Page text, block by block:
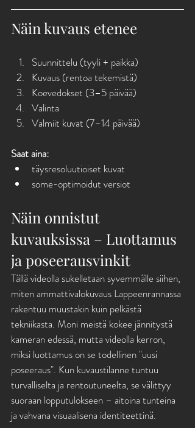
Näin kuvaus etenee
Suunnittelu (tyyli + paikka)
Kuvaus (rentoa tekemistä)
Koevedokset (3–5 päivää)
Valinta
Valmiit kuvat (7–14 päivää)
Saat aina:
täysresoluutioiset kuvat
some-optimoidut versiot
Näin onnistut
kuvauksissa – Luottamus
ja poseerausvinkit
Tällä videolla sukelletaan syvemmälle siihen,
miten ammattivalokuvaus Lappeenrannassa
rakentuu muustakin kuin pelkästä
tekniikasta. Moni meistä kokee jännitystä
kameran edessä, mutta videolla kerron,
miksi luottamus on se todellinen "uusi
poseeraus". Kun kuvaustilanne tuntuu
turvalliselta ja rentoutuneelta, se välittyy
suoraan lopputulokseen – aitoina tunteina
ja vahvana visuaalisena identiteettinä.